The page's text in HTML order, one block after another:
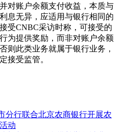
对账户余额支付收益，本质与
息无异，应适用与银行相同的
受CNBC采访时称，可接受的
为提供奖励，而非对账户余额
则此类业务就属于银行业务，
接受监管。
分行联合北京农商银行开展农
动